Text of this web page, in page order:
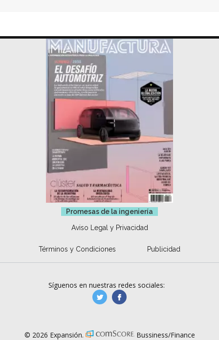
Promesas de la ingeniería
Aviso Legal y Privacidad
Términos y Condiciones Publicidad
Síguenos en nuestras redes sociales:
manufacturaGE
© 2026 Expansión. Bussiness/Finance